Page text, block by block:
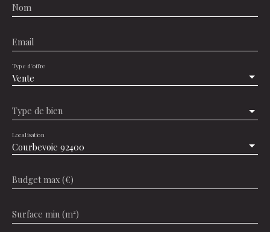
Nom
Email
Vente
Type d'offre
Type de bien
Courbevoie 92400
Localisation
Budget max (€)
Surface min (m²)